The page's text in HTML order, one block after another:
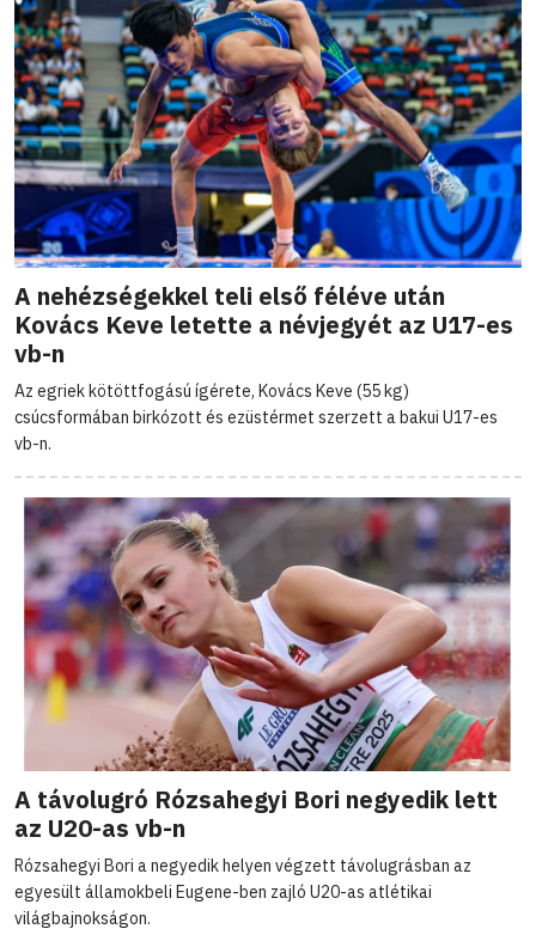
A nehézségekkel teli első féléve után
Kovács Keve letette a névjegyét az U17-es
vb-n
Az egriek kötöttfogású ígérete, Kovács Keve (55 kg)
csúcsformában birkózott és ezüstérmet szerzett a bakui U17-es
vb-n.
A távolugró Rózsahegyi Bori negyedik lett
az U20-as vb-n
Rózsahegyi Bori a negyedik helyen végzett távolugrásban az
egyesült államokbeli Eugene-ben zajló U20-as atlétikai
világbajnokságon.